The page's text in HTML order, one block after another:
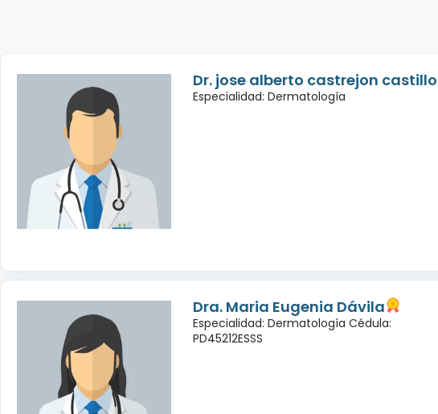
Dr. jose alberto castrejon castillo
Especialidad: Dermatología
Dra. Maria Eugenia Dávila
Especialidad: Dermatología Cédula:
PD45212ESSS